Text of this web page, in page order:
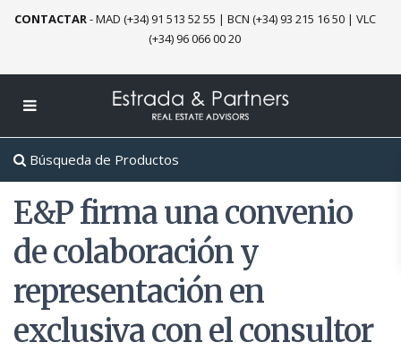
CONTACTAR-MAD (+34) 91 513 52 55 | BCN (+34) 93 215 16 50| VLC
(+34) 96 066 00 20
Búsqueda de Productos
E&P firma una convenio
de colaboración y
representación en
exclusiva con el consultor